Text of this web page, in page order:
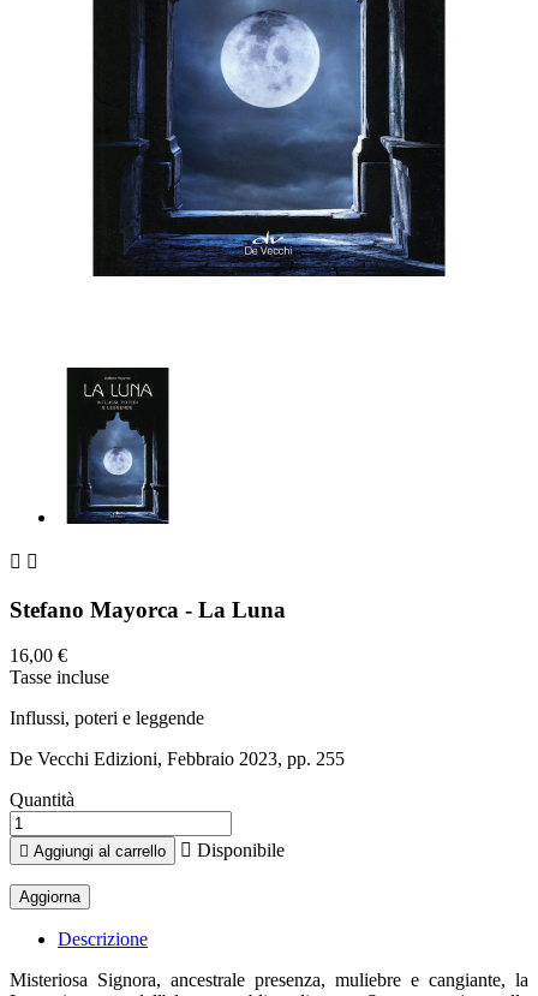
 
Stefano Mayorca - La Luna
16,00 €
Tasse incluse
Influssi, poteri e leggende
De Vecchi Edizioni, Febbraio 2023, pp. 255
Quantità
 Aggiungi al carrello  Disponibile
Descrizione
Misteriosa Signora, ancestrale presenza, muliebre e cangiante, la